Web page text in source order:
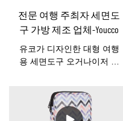
전문 여행 주최자 세면도
구 가방 제조 업체-Youcco
유코가 디자인한 대형 여행
용 세면도구 오거나이저 백
다. 탈부착이 가능한 TSA 승
인 작은 화장용 투명 스몰 백